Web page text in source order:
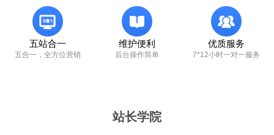
五站合一
五合一，全方位营销
维护便利
后台操作简单
优质服务
7*12小时一对一服务
站长学院